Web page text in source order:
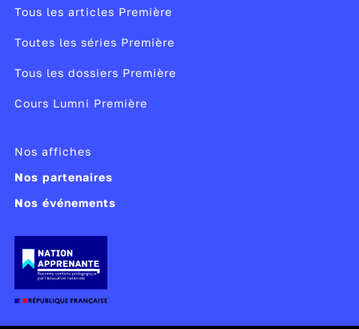
Tous les articles Première
Toutes les séries Première
Tous les dossiers Première
Cours Lumni Première
Nos affiches
Nos partenaires
Nos événements